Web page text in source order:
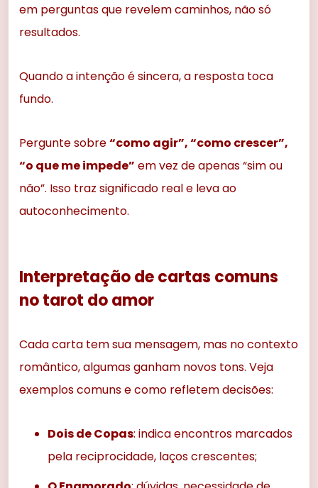
em perguntas que revelem caminhos, não só
resultados.
Quando a intenção é sincera, a resposta toca
fundo.
Pergunte sobre“como agir”, “como crescer”,
“o que me impede” em vez de apenas “sim ou
não”. Isso traz significado real e leva ao
autoconhecimento.
Interpretação de cartas comuns
no tarot do amor
Cada carta tem sua mensagem, mas no contexto
romântico, algumas ganham novos tons. Veja
exemplos comuns e como refletem decisões:
Dois de Copas: indica encontros marcados
pela reciprocidade, laços crescentes;